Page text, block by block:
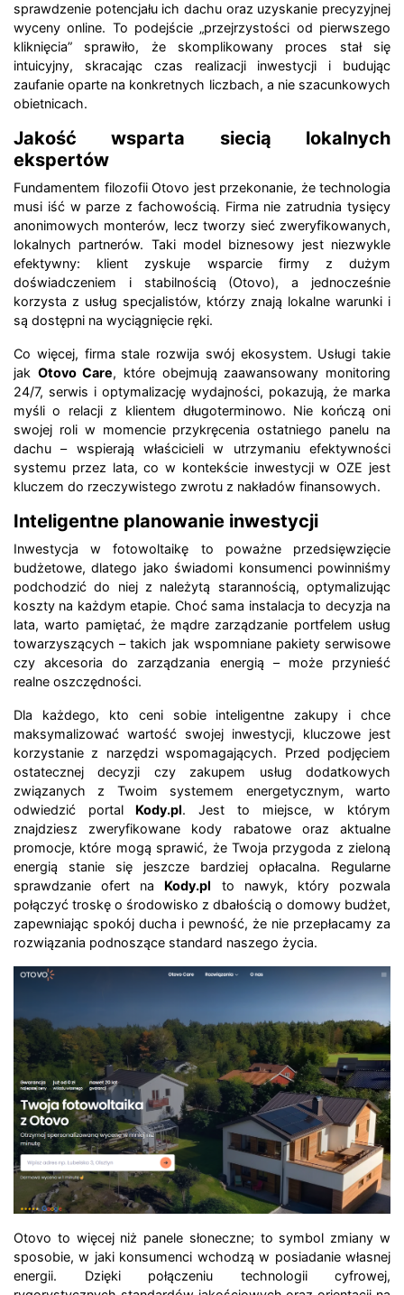
sprawdzenie potencjału ich dachu oraz uzyskanie precyzyjnej
wyceny online. To podejście „przejrzystości od pierwszego
kliknięcia” sprawiło, że skomplikowany proces stał się
intuicyjny, skracając czas realizacji inwestycji i budując
zaufanie oparte na konkretnych liczbach, a nie szacunkowych
obietnicach.
Jakość wsparta siecią lokalnych
ekspertów
Fundamentem filozofii Otovo jest przekonanie, że technologia
musi iść w parze z fachowością. Firma nie zatrudnia tysięcy
anonimowych monterów, lecz tworzy sieć zweryfikowanych,
lokalnych partnerów. Taki model biznesowy jest niezwykle
efektywny: klient zyskuje wsparcie firmy z dużym
doświadczeniem i stabilnością (Otovo), a jednocześnie
korzysta z usług specjalistów, którzy znają lokalne warunki i
są dostępni na wyciągnięcie ręki.
Co więcej, firma stale rozwija swój ekosystem. Usługi takie
jak Otovo Care, które obejmują zaawansowany monitoring
24/7, serwis i optymalizację wydajności, pokazują, że marka
myśli o relacji z klientem długoterminowo. Nie kończą oni
swojej roli w momencie przykręcenia ostatniego panelu na
dachu – wspierają właścicieli w utrzymaniu efektywności
systemu przez lata, co w kontekście inwestycji w OZE jest
kluczem do rzeczywistego zwrotu z nakładów finansowych.
Inteligentne planowanie inwestycji
Inwestycja w fotowoltaikę to poważne przedsięwzięcie
budżetowe, dlatego jako świadomi konsumenci powinniśmy
podchodzić do niej z należytą starannością, optymalizując
koszty na każdym etapie. Choć sama instalacja to decyzja na
lata, warto pamiętać, że mądre zarządzanie portfelem usług
towarzyszących – takich jak wspomniane pakiety serwisowe
czy akcesoria do zarządzania energią – może przynieść
realne oszczędności.
Dla każdego, kto ceni sobie inteligentne zakupy i chce
maksymalizować wartość swojej inwestycji, kluczowe jest
korzystanie z narzędzi wspomagających. Przed podjęciem
ostatecznej decyzji czy zakupem usług dodatkowych
związanych z Twoim systemem energetycznym, warto
odwiedzić portal Kody.pl. Jest to miejsce, w którym
znajdziesz zweryfikowane kody rabatowe oraz aktualne
promocje, które mogą sprawić, że Twoja przygoda z zieloną
energią stanie się jeszcze bardziej opłacalna. Regularne
sprawdzanie ofert na Kody.pl to nawyk, który pozwala
połączyć troskę o środowisko z dbałością o domowy budżet,
zapewniając spokój ducha i pewność, że nie przepłacamy za
rozwiązania podnoszące standard naszego życia.
Otovo to więcej niż panele słoneczne; to symbol zmiany w
sposobie, w jaki konsumenci wchodzą w posiadanie własnej
energii. Dzięki połączeniu technologii cyfrowej,